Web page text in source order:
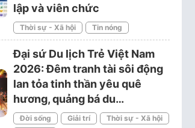
lập và viên chức
Thời sự - Xã hội Tin nóng
Đại sứ Du lịch Trẻ Việt Nam
2026: Đêm tranh tài sôi động
lan tỏa tinh thần yêu quê
hương, quảng bá du…
Đời sống Giải trí
Thời sự - Xã hội